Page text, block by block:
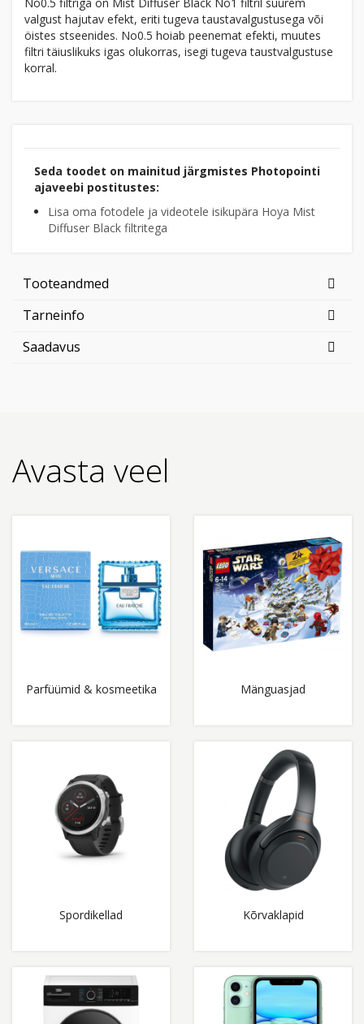
valgust hajutav efekt, eriti tugeva taustavalgustusega või
öistes stseenides. No0.5 hoiab peenemat efekti, muutes
filtri täiuslikuks igas olukorras, isegi tugeva taustvalgustuse
korral.
Seda toodet on mainitud järgmistes Photopointi
ajaveebi postitustes:
Lisa oma fotodele ja videotele isikupära Hoya Mist
Diffuser Black filtritega
Tooteandmed
Tarneinfo
Saadavus
Avasta veel
Parfüümid & kosmeetika Mänguasjad
Spordikellad Kõrvaklapid